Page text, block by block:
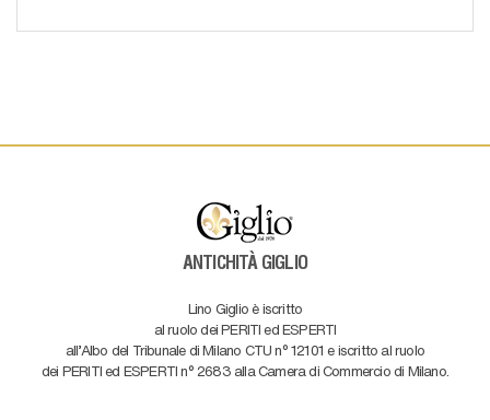
ANTICHITÀ GIGLIO
Lino Giglio è iscritto
al ruolo dei PERITI ed ESPERTI
all'Albo del Tribunale di Milano CTU n° 12101 e iscritto al ruolo
dei PERITI ed ESPERTI n° 2683 alla Camera di Commercio di Milano.